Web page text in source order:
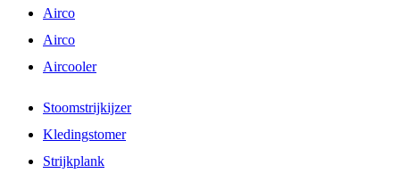
Airco
Airco
Aircooler
Stoomstrijkijzer
Kledingstomer
Strijkplank